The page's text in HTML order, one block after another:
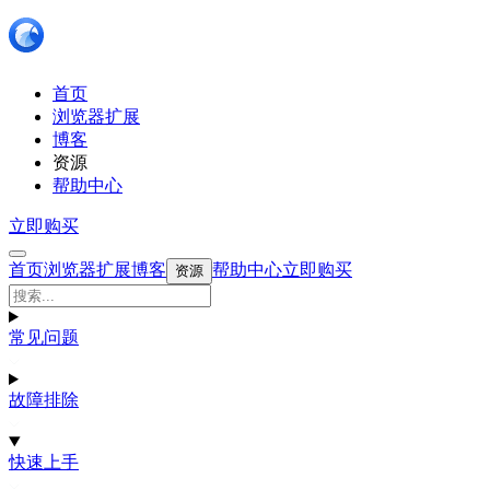
首页
浏览器扩展
博客
资源
帮助中心
立即购买
首页浏览器扩展博客 资源 帮助中心立即购买
常见问题
故障排除
快速上手